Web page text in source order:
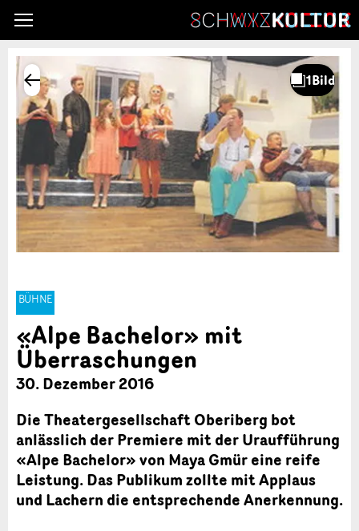
BÜHNE
«Alpe Bachelor» mit
Überraschungen
30. Dezember 2016
Die Theatergesellschaft Oberiberg bot
anlässlich der Premiere mit der Uraufführung
«Alpe Bachelor» von Maya Gmür eine reife
Leistung. Das Publikum zollte mit Applaus
und Lachern die entsprechende Anerkennung.